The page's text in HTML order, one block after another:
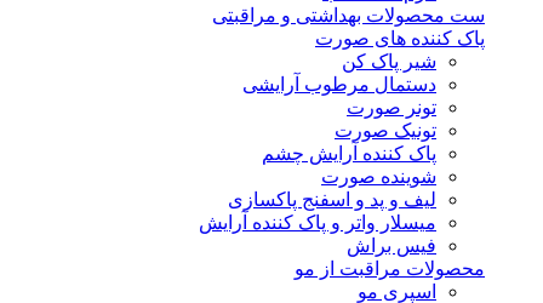
ست محصولات بهداشتی و مراقبتی
پاک کننده های صورت
شیر پاک کن
دستمال مرطوب آرایشی
تونر صورت
تونیک صورت
پاک کننده آرایش چشم
شوینده صورت
لیف و پد و اسفنج پاکسازی
میسلار واتر و پاک کننده آرایش
فیس براش
محصولات مراقبت از مو
اسپری مو